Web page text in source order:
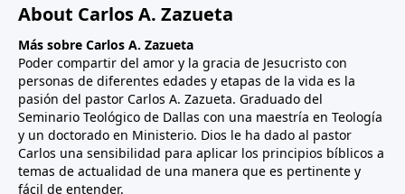
About Carlos A. Zazueta
Más sobre Carlos A. Zazueta
Poder compartir del amor y la gracia de Jesucristo con
personas de diferentes edades y etapas de la vida es la
pasión del pastor Carlos A. Zazueta. Graduado del
Seminario Teológico de Dallas con una maestría en Teología
y un doctorado en Ministerio. Dios le ha dado al pastor
Carlos una sensibilidad para aplicar los principios bíblicos a
temas de actualidad de una manera que es pertinente y
fácil de entender.